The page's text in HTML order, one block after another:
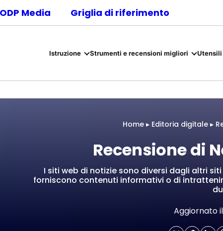
Media Griglia di riferimento
Istruzione Strumenti e recensioni migliori Utensili
Home ▸ Editoria digitale ▸
Recensione di
I siti web di notizie sono diversi dagli altri
forniscono contenuti informativi o di
Aggiornato